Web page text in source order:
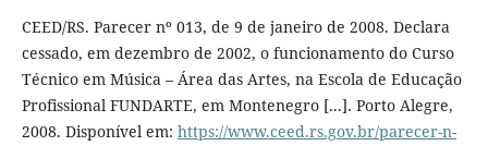
CEED/RS. Parecer nº 013, de 9 de janeiro de 2008. Declara
cessado, em dezembro de 2002, o funcionamento do Curso
Técnico em Música – Área das Artes, na Escola de Educação
Profissional FUNDARTE, em Montenegro [...]. Porto Alegre,
2008. Disponível em: https://www.ceed.rs.gov.br/parecer-n-